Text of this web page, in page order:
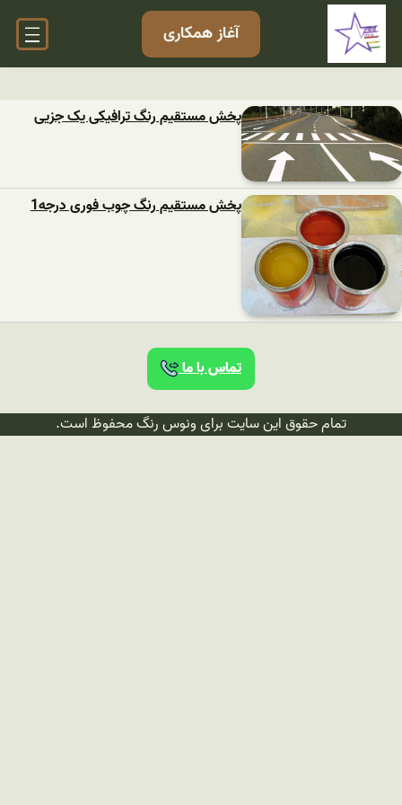
آغاز همکاری
پخش مستقیم رنگ ترافیکی یک جزیی
پخش مستقیم رنگ چوب فوری درجه1
تماس با ما
تمام حقوق این سایت برای ونوس رنگ محفوظ است.